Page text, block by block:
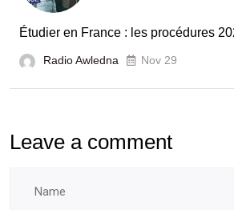
et
écoles
Étudier en France : les procédures
Radio Awledna Nov 29
Leave a comment